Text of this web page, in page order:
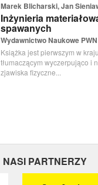
Marek Blicharski, Jan
Inżynieria
spawanych
Wydawnictwo Naukowe PWN
Książka jest pierwszym w
tłumaczącym wyczerpująco i
zjawiska fizyczne...
NASI PARTNERZY